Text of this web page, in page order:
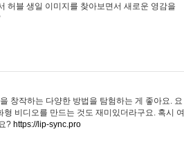
허블 생일 이미지를 찾아보면서 새로운 영감을
창작하는 다양한 방법을 탐험하는 게 좋아요. 요
비디오를 만드는 것도 재미있더라구요. 혹시 여
? https://lip-sync.pro